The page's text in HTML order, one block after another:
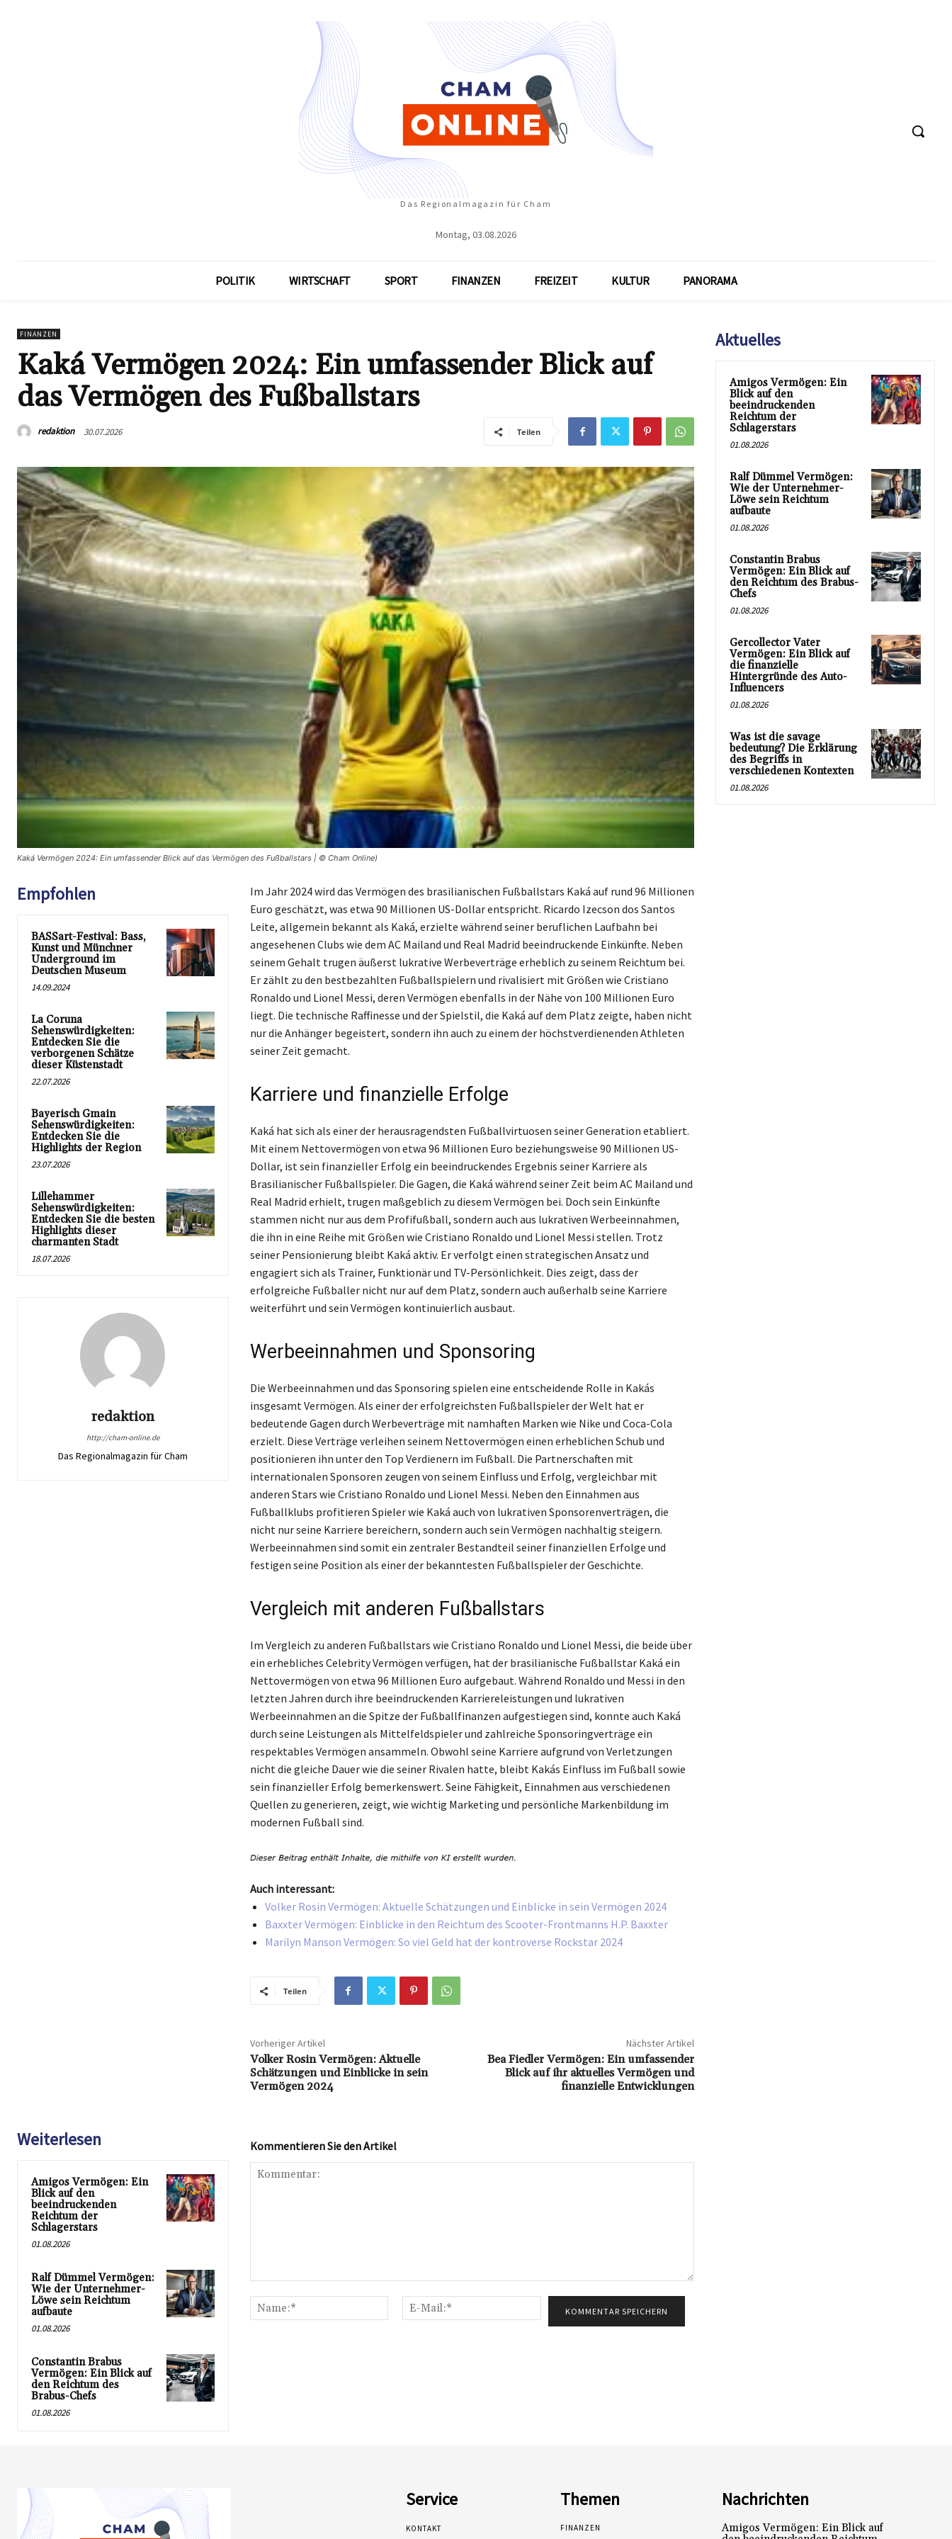
Das Regionalmagazin für Cham
Montag, 03.08.2026
POLITIK WIRTSCHAFT SPORT FINANZEN FREIZEIT KULTUR PANORAMA
FINANZEN
Kaká Vermögen 2024: Ein umfassender Blick auf
das Vermögen des Fußballstars
redaktion 30.07.2026 Teilen
Kaká Vermögen 2024: Ein umfassender Blick auf das Vermögen des Fußballstars | © Cham Online)
Empfohlen
BASSart-Festival: Bass,
Kunst und Münchner
Underground im
Deutschen Museum
14.09.2024
La Coruna
Sehenswürdigkeiten:
Entdecken Sie die
verborgenen Schätze
dieser Küstenstadt
22.07.2026
Bayerisch Gmain
Sehenswürdigkeiten:
Entdecken Sie die
Highlights der Region
23.07.2026
Lillehammer
Sehenswürdigkeiten:
Entdecken Sie die besten
Highlights dieser
charmanten Stadt
18.07.2026
redaktion
http://cham-online.de
Das Regionalmagazin für Cham
Im Jahr 2024 wird das Vermögen des brasilianischen Fußballstars Kaká auf rund 96 Millionen
Euro geschätzt, was etwa 90 Millionen US-Dollar entspricht. Ricardo Izecson dos Santos
Leite, allgemein bekannt als Kaká, erzielte während seiner beruflichen Laufbahn bei
angesehenen Clubs wie dem AC Mailand und Real Madrid beeindruckende Einkünfte. Neben
seinem Gehalt trugen äußerst lukrative Werbeverträge erheblich zu seinem Reichtum bei.
Er zählt zu den bestbezahlten Fußballspielern und rivalisiert mit Größen wie Cristiano
Ronaldo und Lionel Messi, deren Vermögen ebenfalls in der Nähe von 100 Millionen Euro
liegt. Die technische Raffinesse und der Spielstil, die Kaká auf dem Platz zeigte, haben nicht
nur die Anhänger begeistert, sondern ihn auch zu einem der höchstverdienenden Athleten
seiner Zeit gemacht.
Karriere und finanzielle Erfolge
Kaká hat sich als einer der herausragendsten Fußballvirtuosen seiner Generation etabliert.
Mit einem Nettovermögen von etwa 96 Millionen Euro beziehungsweise 90 Millionen US-
Dollar, ist sein finanzieller Erfolg ein beeindruckendes Ergebnis seiner Karriere als
Brasilianischer Fußballspieler. Die Gagen, die Kaká während seiner Zeit beim AC Mailand und
Real Madrid erhielt, trugen maßgeblich zu diesem Vermögen bei. Doch sein Einkünfte
stammen nicht nur aus dem Profifußball, sondern auch aus lukrativen Werbeeinnahmen,
die ihn in eine Reihe mit Größen wie Cristiano Ronaldo und Lionel Messi stellen. Trotz
seiner Pensionierung bleibt Kaká aktiv. Er verfolgt einen strategischen Ansatz und
engagiert sich als Trainer, Funktionär und TV-Persönlichkeit. Dies zeigt, dass der
erfolgreiche Fußballer nicht nur auf dem Platz, sondern auch außerhalb seine Karriere
weiterführt und sein Vermögen kontinuierlich ausbaut.
Werbeeinnahmen und Sponsoring
Die Werbeeinnahmen und das Sponsoring spielen eine entscheidende Rolle in Kakás
insgesamt Vermögen. Als einer der erfolgreichsten Fußballspieler der Welt hat er
bedeutende Gagen durch Werbeverträge mit namhaften Marken wie Nike und Coca-Cola
erzielt. Diese Verträge verleihen seinem Nettovermögen einen erheblichen Schub und
positionieren ihn unter den Top Verdienern im Fußball. Die Partnerschaften mit
internationalen Sponsoren zeugen von seinem Einfluss und Erfolg, vergleichbar mit
anderen Stars wie Cristiano Ronaldo und Lionel Messi. Neben den Einnahmen aus
Fußballklubs profitieren Spieler wie Kaká auch von lukrativen Sponsorenverträgen, die
nicht nur seine Karriere bereichern, sondern auch sein Vermögen nachhaltig steigern.
Werbeeinnahmen sind somit ein zentraler Bestandteil seiner finanziellen Erfolge und
festigen seine Position als einer der bekanntesten Fußballspieler der Geschichte.
Vergleich mit anderen Fußballstars
Im Vergleich zu anderen Fußballstars wie Cristiano Ronaldo und Lionel Messi, die beide über
ein erhebliches Celebrity Vermögen verfügen, hat der brasilianische Fußballstar Kaká ein
Nettovermögen von etwa 96 Millionen Euro aufgebaut. Während Ronaldo und Messi in den
letzten Jahren durch ihre beeindruckenden Karriereleistungen und lukrativen
Werbeeinnahmen an die Spitze der Fußballfinanzen aufgestiegen sind, konnte auch Kaká
durch seine Leistungen als Mittelfeldspieler und zahlreiche Sponsoringverträge ein
respektables Vermögen ansammeln. Obwohl seine Karriere aufgrund von Verletzungen
nicht die gleiche Dauer wie die seiner Rivalen hatte, bleibt Kakás Einfluss im Fußball sowie
sein finanzieller Erfolg bemerkenswert. Seine Fähigkeit, Einnahmen aus verschiedenen
Quellen zu generieren, zeigt, wie wichtig Marketing und persönliche Markenbildung im
modernen Fußball sind.
Auch interessant:
Volker Rosin Vermögen: Aktuelle Schätzungen und Einblicke in sein Vermögen 2024
Baxxter Vermögen: Einblicke in den Reichtum des Scooter-Frontmanns H.P. Baxxter
Marilyn Manson Vermögen: So viel Geld hat der kontroverse Rockstar 2024
Teilen
Vorheriger Artikel
Volker Rosin Vermögen: Aktuelle
Schätzungen und Einblicke in sein
Vermögen 2024
Nächster Artikel
Bea Fiedler Vermögen: Ein umfassender
Blick auf ihr aktuelles Vermögen und
finanzielle Entwicklungen
Weiterlesen
Amigos Vermögen: Ein
Blick auf den
beeindruckenden
Reichtum der
Schlagerstars
01.08.2026
Ralf Dümmel Vermögen:
Wie der Unternehmer-
Löwe sein Reichtum
aufbaute
01.08.2026
Constantin Brabus
Vermögen: Ein Blick auf
den Reichtum des
Brabus-Chefs
01.08.2026
Kommentieren Sie den Artikel
Name:*
Mail:*
Aktuelles
Amigos Vermögen: Ein
Blick auf den
beeindruckenden
Reichtum der
Schlagerstars
01.08.2026
Ralf Dümmel Vermögen:
Wie der Unternehmer-
Löwe sein Reichtum
aufbaute
01.08.2026
Constantin Brabus
Vermögen: Ein Blick auf
den Reichtum des Brabus-
Chefs
01.08.2026
Gercollector Vater
Vermögen: Ein Blick auf
die finanzielle
Hintergründe des Auto-
Influencers
01.08.2026
Was ist die savage
bedeutung? Die Erklärung
des Begriffs in
verschiedenen Kontexten
01.08.2026
Service
KONTAKT
Themen
FINANZEN
Nachrichten
Amigos Vermögen: Ein Blick auf